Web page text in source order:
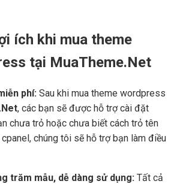
ích khi mua theme
tại MuaTheme.Net
phí: Sau khi mua theme wordpress
, các bạn sẽ được hỗ trợ cài đặt
chưa trỏ hoặc chưa biết cách trỏ tên
chúng tôi sẽ hỗ trợ bạn làm điều
trăm mẫu, dễ dàng sử dụng: Tất cả